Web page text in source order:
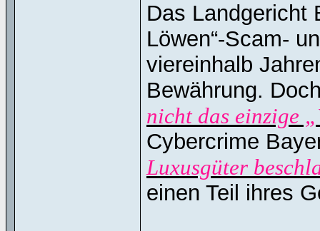
Das Landgericht
Löwen“-Scam-
viereinhalb
Bewährung.
nicht das einzige
Cybercrime
Luxusgüter
einen Teil ihres